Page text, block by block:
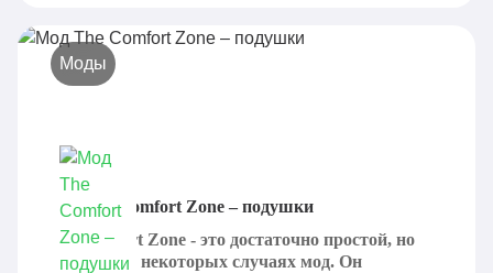
Моды
Мод The Comfort Zone – подушки
The Comfort Zone - это достаточно простой, но
полезный в некоторых случаях мод. Он